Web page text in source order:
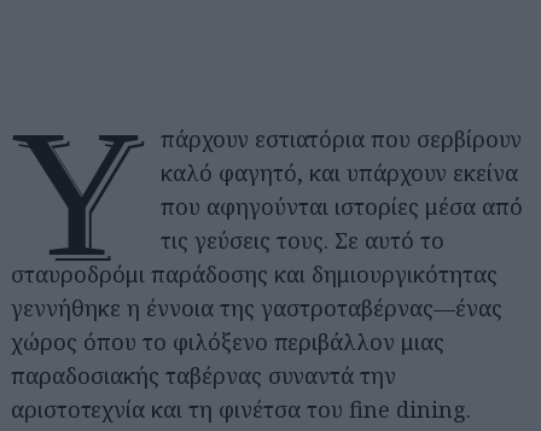
Υ
πάρχουν εστιατόρια που σερβίρουν
καλό φαγητό, και υπάρχουν εκείνα
που αφηγούνται ιστορίες μέσα από
τις γεύσεις τους. Σε αυτό το
σταυροδρόμι παράδοσης και δημιουργικότητας
γεννήθηκε η έννοια της γαστροταβέρνας—ένας
χώρος όπου το φιλόξενο περιβάλλον μιας
παραδοσιακής ταβέρνας συναντά την
αριστοτεχνία και τη φινέτσα του fine dining.